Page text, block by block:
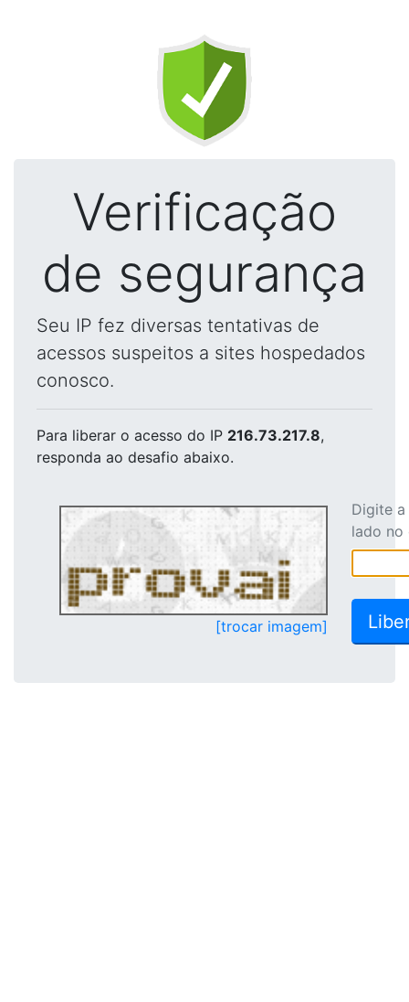
Verificação
de segurança
Seu IP fez diversas tentativas de
acessos suspeitos a sites hospedados
conosco.
Para liberar o acesso do IP 216.73.217.8,
responda ao desafio abaixo.
[trocar imagem]
Digite
lado no